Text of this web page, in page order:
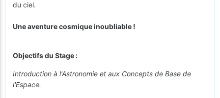
du ciel.
Une aventure cosmique inoubliable !
Objectifs du Stage :
Introduction à l'Astronomie et aux Concepts de Base de
l'Espace.